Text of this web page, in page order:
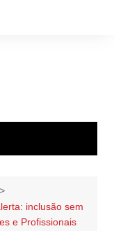
inclusão sem
e Profissionais